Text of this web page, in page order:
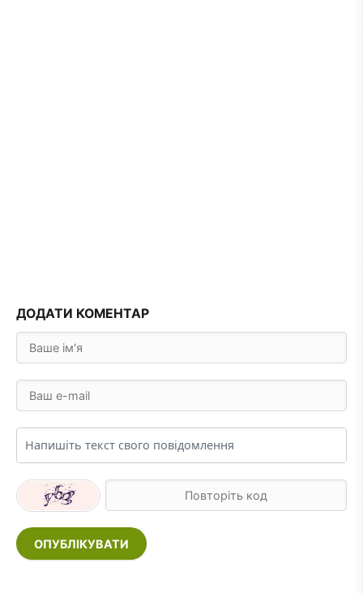
ДОДАТИ КОМЕНТАР
ОПУБЛІКУВАТИ